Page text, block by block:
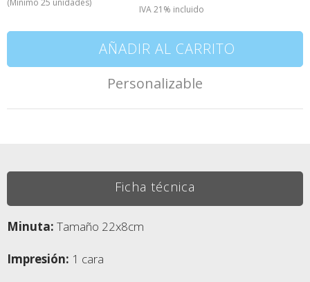
(Mínimo 25 unidades)
IVA 21% incluido
AÑADIR AL CARRITO
Personalizable
Ficha técnica
Minuta: Tamaño 22x8cm
Impresión: 1 cara